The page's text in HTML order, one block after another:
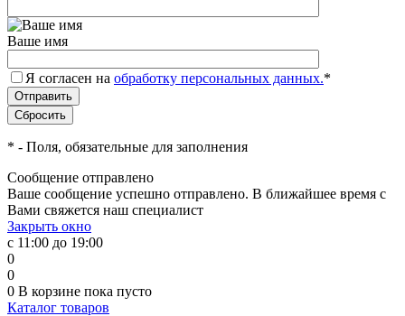
Ваше имя
Я согласен на обработку персональных данных.*
* - Поля, обязательные для заполнения
Сообщение отправлено
Ваше сообщение успешно отправлено. В ближайшее время с
Вами свяжется наш специалист
Закрыть окно
с 11:00 до 19:00
0
0
0 В корзине пока пусто
Каталог товаров